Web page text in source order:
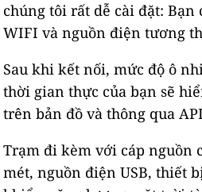
chúng tôi rất dễ cài đặt:
WIFI và nguồn điện tương
Sau khi kết nối, mức độ ô
thời gian thực của bạn sẽ
trên bản đồ và thông qua
Trạm đi kèm với cáp nguồn
mét, nguồn điện USB, thiết